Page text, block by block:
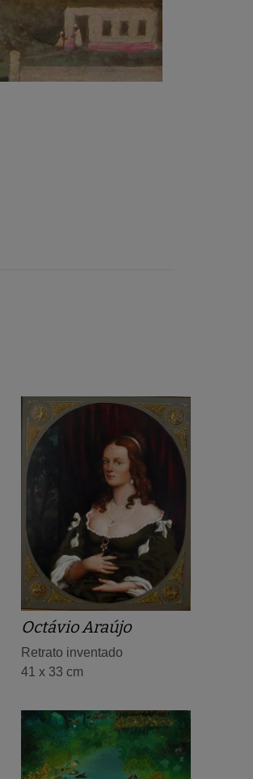
Octávio Araújo
Retrato inventado
41 x 33 cm